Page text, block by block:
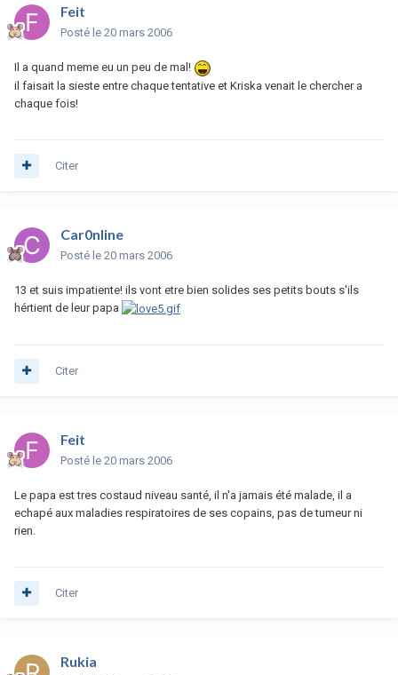
Feit
Posté le 20 mars 2006
Il a quand meme eu un peu de mal!
il faisait la sieste entre chaque tentative et Kriska venait le chercher a
chaque fois!
Citer
Car0nline
Posté le 20 mars 2006
13 et suis impatiente! ils vont etre bien solides ses petits bouts s'ils
hértient de leur papa
Citer
Feit
Posté le 20 mars 2006
Le papa est tres costaud niveau santé, il n'a jamais été malade, il a
echapé aux maladies respiratoires de ses copains, pas de tumeur ni
rien.
Citer
Rukia